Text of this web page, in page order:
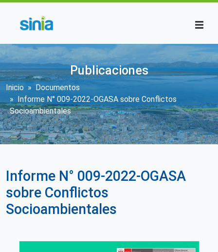
Publicaciones
Sobrescribir enlaces de ayuda a la
Inicio
Documentos
Informe N° 009-2022-OGASA sobre Conflictos
Socioambientales
Informe N° 009-2022-OGASA
sobre Conflictos
Socioambientales